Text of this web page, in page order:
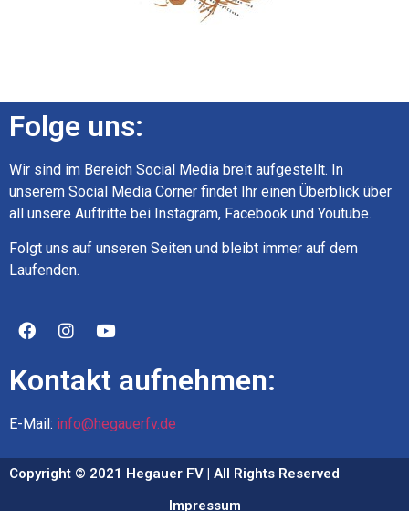
Folge uns:
Wir sind im Bereich Social Media breit aufgestellt. In
unserem Social Media Corner findet Ihr einen Überblick über
all unsere Auftritte bei Instagram, Facebook und Youtube.
Folgt uns auf unseren Seiten und bleibt immer auf dem
Laufenden.
Kontakt aufnehmen:
E-Mail: info@hegauerfv.de
Copyright © 2021 Hegauer FV | All Rights Reserved
Impressum